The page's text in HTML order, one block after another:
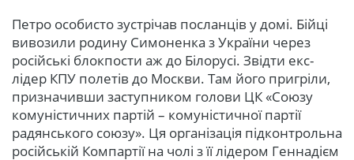
Петро особисто зустрічав посланців у домі. Бійці
вивозили родину Симоненка з України через
російські блокпости аж до Білорусі. Звідти екс-
лідер КПУ полетів до Москви. Там його пригріли,
призначивши заступником голови ЦК «Союзу
комуністичних партій – комуністичної партії
радянського союзу». Ця організація підконтрольна
російській Компартії на чолі з її лідером Геннадієм